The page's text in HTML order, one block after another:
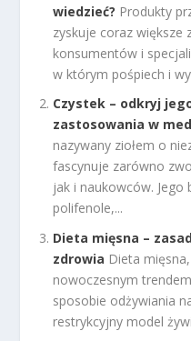
wiedzieć? Produkty
zyskuje coraz większe
konsumentów i
w którym pośpiech i
Czystek – odkryj
zastosowania w
nazywany ziołem o
fascynuje zarówno
jak i naukowców. Jego
polifenole,...
Dieta mięsna –
zdrowia Dieta
nowoczesnym
sposobie odżywiania
restrykcyjny model